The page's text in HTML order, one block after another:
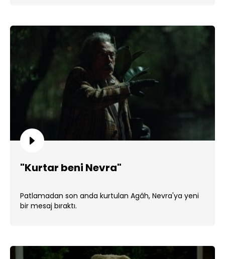
"Kurtar beni Nevra"
Patlamadan son anda kurtulan Agâh, Nevra'ya yeni
bir mesaj bıraktı.